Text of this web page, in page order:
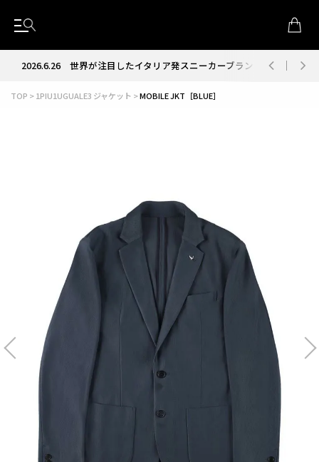
2026.6.26世界が注目したイタリア発スニーカーブランド RUN OF
TOP 1PIU1UGUALE3 ジャケット MOBILE JKT［BLUE］